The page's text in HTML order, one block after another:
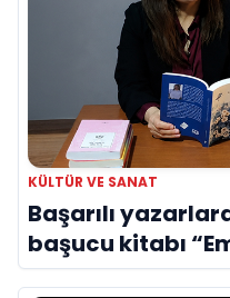
KÜLTÜR VE SANAT
Başarılı
başucu kitabı
yerini aldı